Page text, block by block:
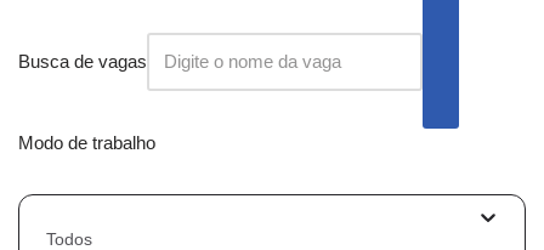
Busca de vagas
Modo de trabalho
Todos